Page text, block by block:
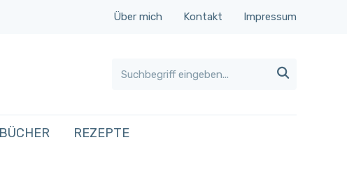
Über mich Kontakt Impressum

REZEPTE